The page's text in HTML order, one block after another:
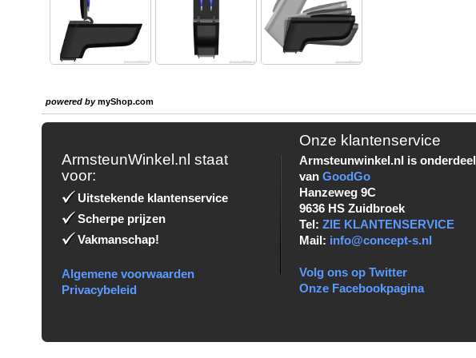
powered bymyShop.com
ArmsteunWinkel.nl staat
voor:
Uitstekende klantenservice
Scherpe prijzen
Vakmanschap!
Algemene voorwaarden
Privacybeleid
Onze klantenservice
Armsteunwinkel.nl is onderdeel
vanGoodGo
Hanzeweg 9C
9636 HS Zuidbroek
Tel:ZIE KLANTENSERVICE
Mail: info@concept-s.nl
Volg ons op Twitter
Onze Facebookpagina